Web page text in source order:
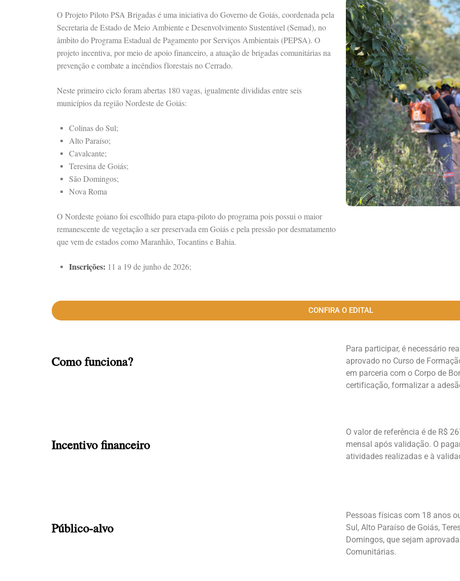
O Projeto Piloto PSA Brigadas é uma iniciativa do Governo de Goiás, coordenada pela
Secretaria de Estado de Meio Ambiente e Desenvolvimento Sustentável (Semad), no
âmbito do Programa Estadual de Pagamento por Serviços Ambientais (PEPSA). O
projeto incentiva, por meio de apoio financeiro, a atuação de brigadas comunitárias na
prevenção e combate a incêndios florestais no Cerrado.
Neste primeiro ciclo foram abertas 180 vagas, igualmente divididas entre seis
municípios da região Nordeste de Goiás:
Colinas do Sul;
Alto Paraíso;
Cavalcante;
Teresina de Goiás;
São Domingos;
Nova Roma
O Nordeste goiano foi escolhido para etapa-piloto do programa pois possui o maior
remanescente de vegetação a ser preservada em Goiás e pela pressão por desmatamento
que vem de estados como Maranhão, Tocantins e Bahia.
Inscrições: 11 a 19 de junho de 2026;
CONFIRA O EDITAL
Como funciona?
Para participar, é necessário
aprovado no Curso de
em parceria com o Corpo de
certificação, formalizar a
Incentivo financeiro
O valor de referência é de R$
mensal após validação. O
atividades realizadas e à
Público-alvo
Pessoas físicas com 18 anos
Sul, Alto Paraíso de Goiás,
Domingos, que sejam
Comunitárias.